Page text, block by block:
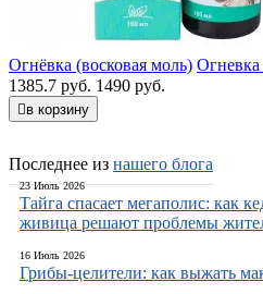
Огнёвка (восковая моль)
1385.7 руб. 1490 руб.
в корзину
Последнее из нашего блога
23 Июль 2026
Тайга спасает мегаполис: как
живица решают проблемы
16 Июль 2026
Грибы-целители: как выжать